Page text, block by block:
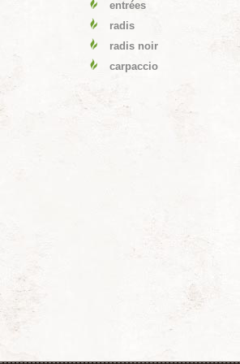
entrées
radis
radis noir
carpaccio